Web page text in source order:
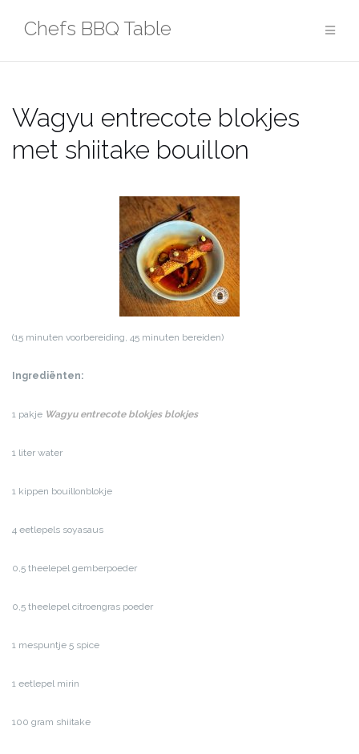
Chefs BBQ Table
Wagyu entrecote blokjes
met shiitake bouillon
(15 minuten voorbereiding, 45 minuten bereiden)
Ingrediënten:
1 pakje Wagyu entrecote blokjes blokjes
1 liter water
1 kippen bouillonblokje
4 eetlepels soyasaus
0,5 theelepel gemberpoeder
0,5 theelepel citroengras poeder
1 mespuntje 5 spice
1 eetlepel mirin
100 gram shiitake